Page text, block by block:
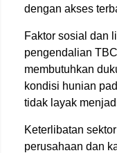
dengan akses
Faktor sosial dan
pengendalian
membutuhkan
kondisi hunian
tidak layak
Keterlibatan
perusahaan dan